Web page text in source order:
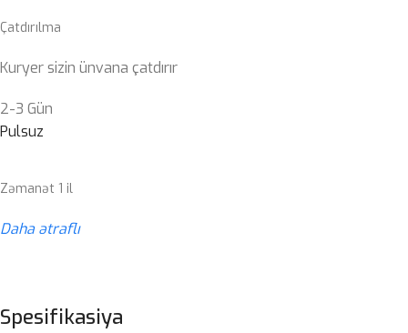
Çatdırılma
Kuryer sizin ünvana çatdırır
2-3 Gün
Pulsuz
Zəmanət 1 il
Daha ətraflı
Spesifikasiya